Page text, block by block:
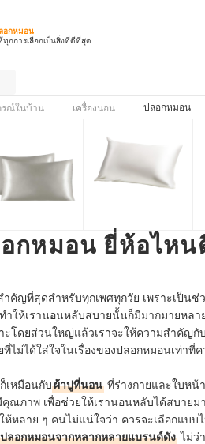
อกหมอน
ทุกการเลือกเป็นสิ่งที่ดีที่สุด
รณ์ในบ้าน เครื่องนอน ปลอกหมอน
กหมอน ยี่ห้อไห
คัญที่สุดสำหรับทุกเพศทุกวัย เพราะเป็นช่
ให้เรานอนหลับสบายนั้นก็มีมากมายหลา
าะโดยส่วนใหญ่แล้วเราจะให้ความสำคั
ไม่ได้ใส่ใจในเรื่องของปลอกหมอนเท่าที่ค
เหมือนกับผ้าปูที่นอน ที่ร่างกายและใบหน้
คุณภาพ เพื่อช่วยให้เรานอนหลับได้สบาย
หลาย ๆ คนไม่แน่ใจว่า ควรจะเลือกแบบ
ลอกหมอนจากหลากหลายแบรนด์ดัง ไม่ว่